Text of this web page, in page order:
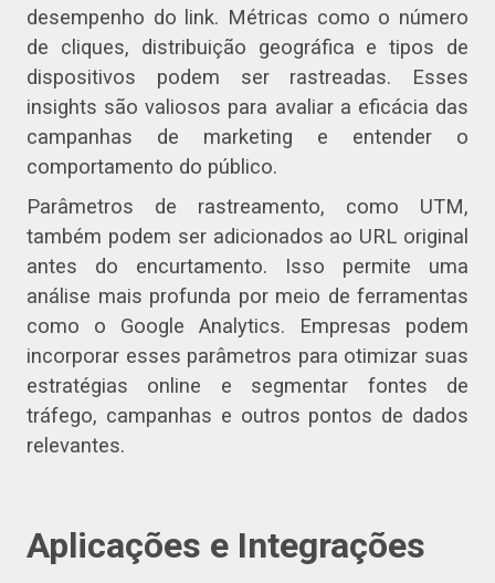
desempenho do link. Métricas como o número
de cliques, distribuição geográfica e tipos de
dispositivos podem ser rastreadas. Esses
insights são valiosos para avaliar a eficácia das
campanhas de marketing e entender o
comportamento do público.
Parâmetros de rastreamento, como UTM,
também podem ser adicionados ao URL original
antes do encurtamento. Isso permite uma
análise mais profunda por meio de ferramentas
como o Google Analytics. Empresas podem
incorporar esses parâmetros para otimizar suas
estratégias online e segmentar fontes de
tráfego, campanhas e outros pontos de dados
relevantes.
Aplicações e Integrações